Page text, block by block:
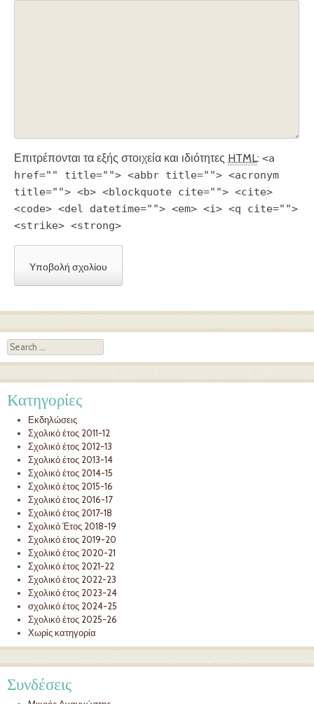
Επιτρέπονται τα εξής στοιχεία και ιδιότητες HTML: <a
href="" title=""> <abbr title=""> <acronym
title=""> <b> <blockquote cite=""> <cite>
<code> <del datetime=""> <em> <i> <q cite="">
<strike> <strong>
Search
Κατηγορίες
Εκδηλώσεις
Σχολικό έτος 2011-12
Σχολικό έτος 2012-13
Σχολικό έτος 2013-14
Σχολικό έτος 2014-15
Σχολικό έτος 2015-16
Σχολικό έτος 2016-17
Σχολικό έτος 2017-18
Σχολικό Έτος 2018-19
Σχολικό έτος 2019-20
Σχολικό έτος 2020-21
Σχολικό έτος 2021-22
Σχολικό έτος 2022-23
Σχολικό έτος 2023-24
σχολικό έτος 2024-25
Σχολικό έτος 2025-26
Χωρίς κατηγορία
Συνδέσεις